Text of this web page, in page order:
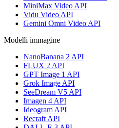
MiniMax Video API
Vidu Video API
Gemini Omni Video API
Modelli immagine
NanoBanana 2 API
FLUX 2 API
GPT Image 1 API
Grok Image API
SeeDream V5 API
Imagen 4 API
Ideogram API
Recraft API